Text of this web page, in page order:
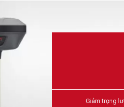
Giảm trọng